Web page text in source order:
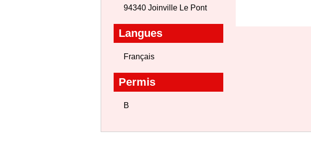
94340 Joinville Le Pont
Langues
Français
Permis
B